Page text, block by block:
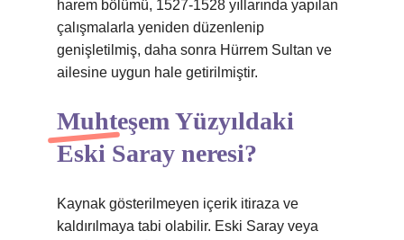
harem bölümü, 1527-1528 yıllarında yapılan
çalışmalarla yeniden düzenlenip
genişletilmiş, daha sonra Hürrem Sultan ve
ailesine uygun hale getirilmiştir.
Muhteşem Yüzyıldaki
Eski Saray neresi?
Kaynak gösterilmeyen içerik itiraza ve
kaldırılmaya tabi olabilir. Eski Saray veya